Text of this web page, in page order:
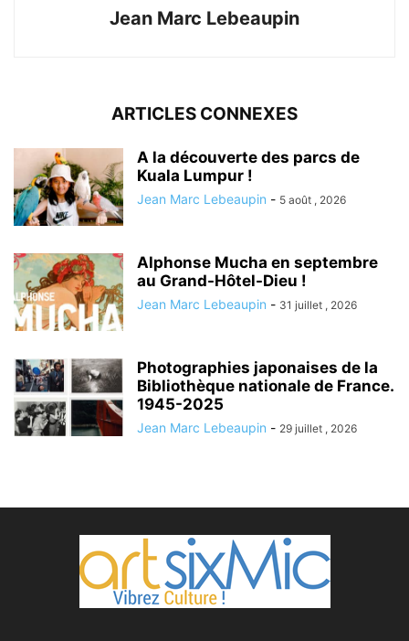
Jean Marc Lebeaupin
ARTICLES CONNEXES
A la découverte des parcs de
Kuala Lumpur !
Jean Marc Lebeaupin - 5 août , 2026
Alphonse Mucha en septembre
au Grand-Hôtel-Dieu !
Jean Marc Lebeaupin - 31 juillet , 2026
Photographies japonaises de la
Bibliothèque nationale de France.
1945-2025
Jean Marc Lebeaupin - 29 juillet , 2026